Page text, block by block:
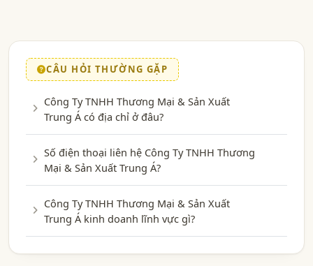
CÂU HỎI THƯỜNG GẶP
Công Ty TNHH Thương Mại & Sản Xuất
Trung Á có địa chỉ ở đâu?
Số điện thoại liên hệ Công Ty TNHH Thương
Mại & Sản Xuất Trung Á?
Công Ty TNHH Thương Mại & Sản Xuất
Trung Á kinh doanh lĩnh vực gì?